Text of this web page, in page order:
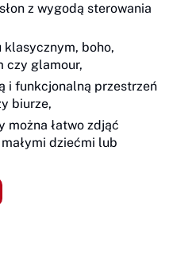
z wygodą sterowania
klasycznym, boho,
czy glamour,
i funkcjonalną przestrzeń
biurze,
można łatwo zdjąć
dziećmi lub